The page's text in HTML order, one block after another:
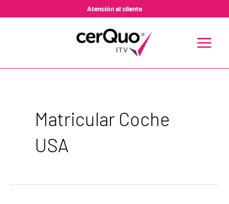
Atención al cliente
MENU
Matricular Coche
USA